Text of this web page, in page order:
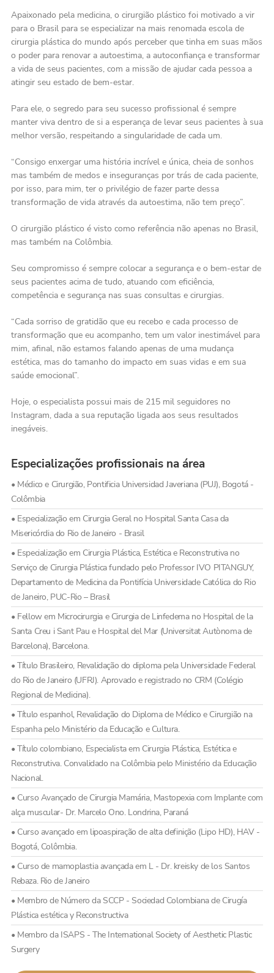
Apaixonado pela medicina, o cirurgião plástico foi motivado a vir
para o Brasil para se especializar na mais renomada escola de
cirurgia plástica do mundo após perceber que tinha em suas mãos
o poder para renovar a autoestima, a autoconfiança e transformar
a vida de seus pacientes, com a missão de ajudar cada pessoa a
atingir seu estado de bem-estar.
Para ele, o segredo para seu sucesso profissional é sempre
manter viva dentro de si a esperança de levar seus pacientes à sua
melhor versão, respeitando a singularidade de cada um.
“Consigo enxergar uma história incrível e única, cheia de sonhos
mas também de medos e inseguranças por trás de cada paciente,
por isso, para mim, ter o privilégio de fazer parte dessa
transformação de vida através da autoestima, não tem preço”.
O cirurgião plástico é visto como referência não apenas no Brasil,
mas também na Colômbia.
Seu compromisso é sempre colocar a segurança e o bem-estar de
seus pacientes acima de tudo, atuando com eficiência,
competência e segurança nas suas consultas e cirurgias.
“Cada sorriso de gratidão que eu recebo e cada processo de
transformação que eu acompanho, tem um valor inestimável para
mim, afinal, não estamos falando apenas de uma mudança
estética, mas do tamanho do impacto em suas vidas e em sua
saúde emocional”.
Hoje, o especialista possui mais de 215 mil seguidores no
Instagram, dada a sua reputação ligada aos seus resultados
inegáveis.
Especializações profissionais na área
• Médico e Cirurgião, Pontificia Universidad Javeriana (PUJ), Bogotá -
Colômbia
• Especialização em Cirurgia Geral no Hospital Santa Casa da
Misericórdia do Rio de Janeiro - Brasil
• Especialização em Cirurgia Plástica, Estética e Reconstrutiva no
Serviço de Cirurgia Plástica fundado pelo Professor IVO PITANGUY,
Departamento de Medicina da Pontifícia Universidade Católica do Rio
de Janeiro, PUC-Rio – Brasil
• Fellow em Microcirurgia e Cirurgia de Linfedema no Hospital de la
Santa Creu i Sant Pau e Hospital del Mar (Universitat Autònoma de
Barcelona), Barcelona.
• Título Brasileiro, Revalidação do diploma pela Universidade Federal
do Rio de Janeiro (UFRJ). Aprovado e registrado no CRM (Colégio
Regional de Medicina).
• Título espanhol, Revalidação do Diploma de Médico e Cirurgião na
Espanha pelo Ministério da Educação e Cultura.
• Título colombiano, Especialista em Cirurgia Plástica, Estética e
Reconstrutiva. Convalidado na Colômbia pelo Ministério da Educação
Nacional.
• Curso Avançado de Cirurgia Mamária, Mastopexia com Implante com
alça muscular- Dr. Marcelo Ono. Londrina, Paraná
• Curso avançado em lipoaspiração de alta definição (Lipo HD), HAV -
Bogotá, Colômbia.
• Curso de mamoplastia avançada em L - Dr. kreisky de los Santos
Rebaza. Rio de Janeiro
• Membro de Número da SCCP - Sociedad Colombiana de Cirugía
Plástica estética y Reconstructiva
• Membro da ISAPS - The International Society of Aesthetic Plastic
Surgery